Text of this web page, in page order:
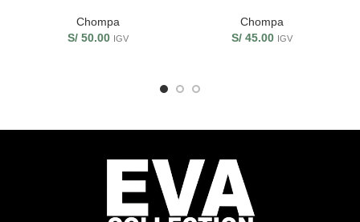
Chompa
S/ 50.00 IGV
Chompa
S/ 45.00 IGV